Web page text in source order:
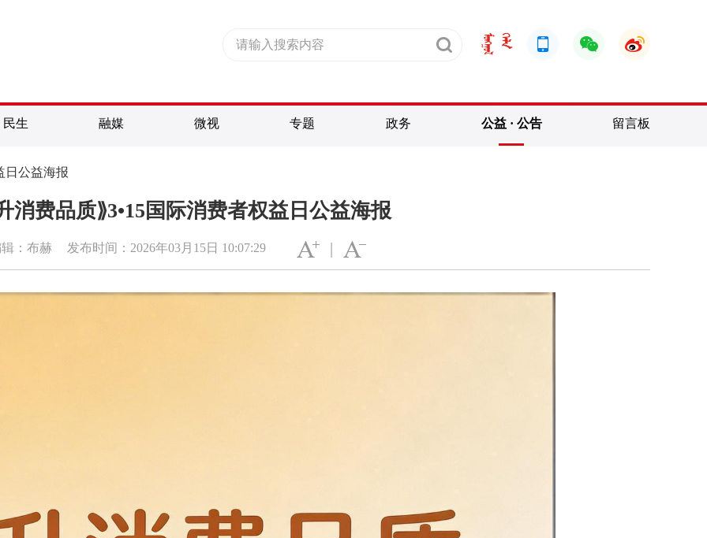
民生 融媒 微视 专题 政务 公益 · 公告 留言板
日公益海报
消费品质⟫3•15国际消费者权益日公益海报
：布赫 发布时间：2026年03月15日 10:07:29 |